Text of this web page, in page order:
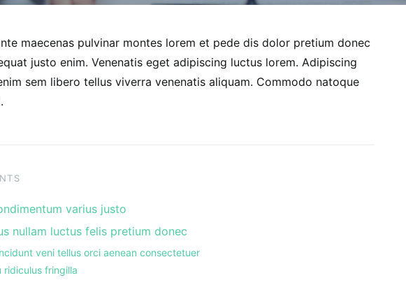
maecenas pulvinar montes lorem et pede dis dolor pretium donec
justo enim. Venenatis eget adipiscing luctus lorem. Adipiscing
sem libero tellus viverra venenatis aliquam. Commodo natoque
varius justo
nullam luctus felis pretium donec
veni tellus orci aenean consectetuer
ridiculus fringilla